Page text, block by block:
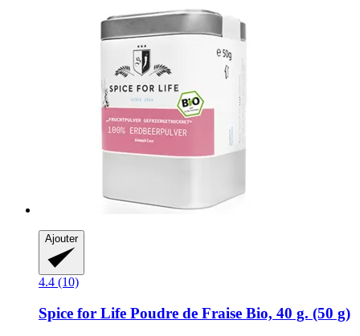
Ajouter
4.4 (10)
Spice for Life Poudre de Fraise Bio, 40 g. (50 g)